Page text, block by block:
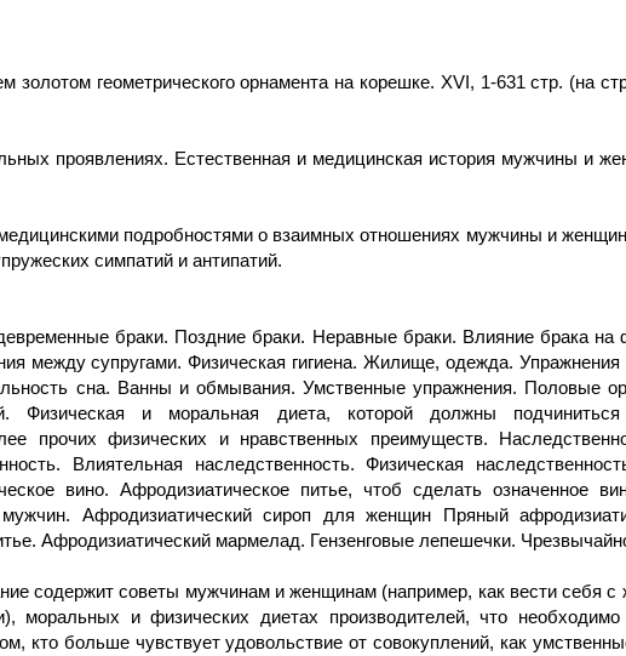
золотом геометрического орнамента на корешке. XVI, 1-631 стр. (на
проявлениях. Естественная и медицинская история мужчины и
подробностями о взаимных отношениях мужчины и
симпатий и антипатий.
браки. Поздние браки. Неравные браки. Влияние брака на
между супругами. Физическая гигиена. Жилище, одежда.
сна. Ванны и обмывания. Умственные упражнения. Половые
Физическая и моральная диета, которой должны
прочих физических и нравственных преимуществ.
Влиятельная наследственность. Физическая
вино. Афродизиатическое питье, чтоб сделать означенное
Афродизиатический сироп для женщин Пряный
Афродизиатический мармелад. Гензенговые лепешечки.
содержит советы мужчинам и женщинам (например, как вести себя
моральных и физических диетах производителей, что
кто больше чувствует удовольствие от совокуплений, как